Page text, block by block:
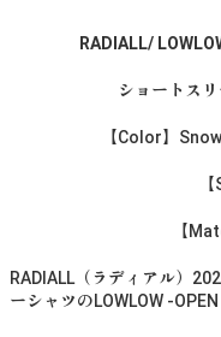
RADIALL/
ショートス
【Color】
【
RADIALL（ラディアル）
ーシャツのLOWLOW -